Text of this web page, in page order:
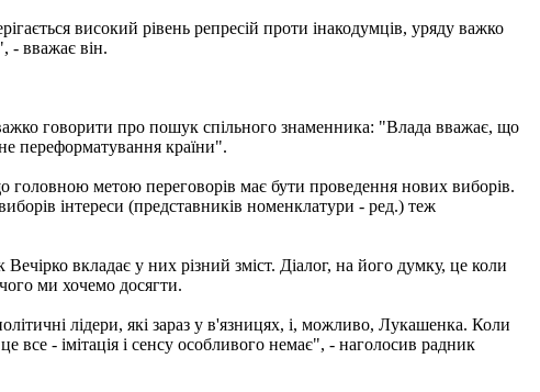
високий рівень репресій проти інакодумців, уряду важко
- вважає він.
говорити про пошук спільного знаменника: "Влада вважає, що
переформатування країни".
головною метою переговорів має бути проведення нових виборів.
інтереси (представників номенклатури - ред.) теж
вкладає у них різний зміст. Діалог, на його думку, це коли
ми хочемо досягти.
лідери, які зараз у в'язницях, і, можливо, Лукашенка. Коли
все - імітація і сенсу особливого немає", - наголосив радник